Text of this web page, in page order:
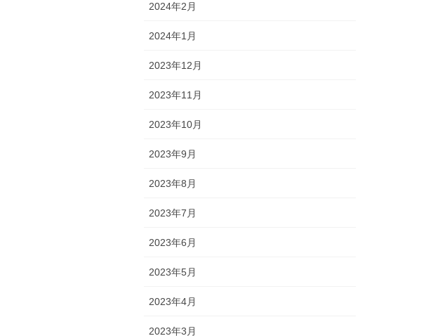
2024年2月
2024年1月
2023年12月
2023年11月
2023年10月
2023年9月
2023年8月
2023年7月
2023年6月
2023年5月
2023年4月
2023年3月